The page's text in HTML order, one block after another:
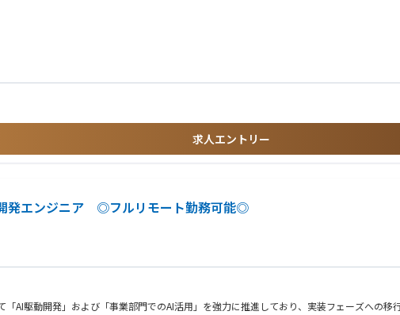
勢のある方
求人エントリー
開発エンジニア ◎フルリモート勤務可能◎
AI駆動開発」および「事業部門でのAI活用」を強力に推進しており、実装フェーズへの